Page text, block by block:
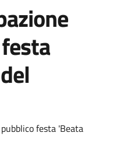
festa 'Beata